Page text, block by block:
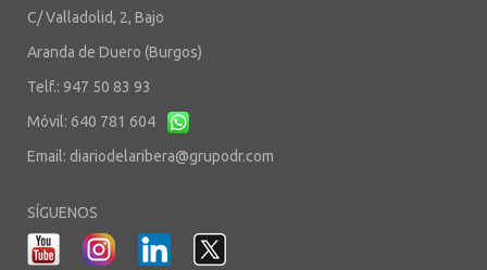
C/ Valladolid, 2, Bajo
Aranda de Duero (Burgos)
Telf.: 947 50 83 93
Móvil: 640 781 604
Email: diariodelaribera@grupodr.com
SÍGUENOS